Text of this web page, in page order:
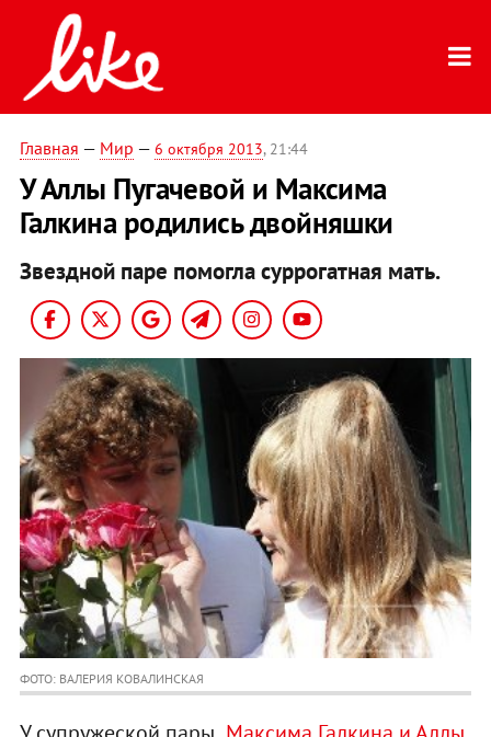
Главная — Мир — 6 октября 2013, 21:44
У Аллы Пугачевой и Максима
Галкина родились двойняшки
Звездной паре помогла суррогатная мать.
ФОТО: ВАЛЕРИЯ КОВАЛИНСКАЯ